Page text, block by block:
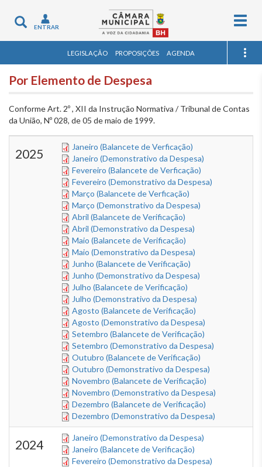
Toggle
navigation
ENTRAR
LEGISLAÇÃO PROPOSIÇÕES AGENDA
Por Elemento de Despesa
Conforme Art. 2º , XII da Instrução Normativa / Tribunal de Contas
da União, Nº 028, de 05 de maio de 1999.
2025
Janeiro (Balancete de Verficação)
Janeiro (Demonstrativo da Despesa)
Fevereiro (Balancete de Verficação)
Fevereiro (Demonstrativo da Despesa)
Março (Balancete de Verficação)
Março (Demonstrativo da Despesa)
Abril (Balancete de Verificação)
Abril (Demonstrativo da Despesa)
Maio (Balancete de Verificação)
Maio (Demonstrativo da Despesa)
Junho (Balancete de Verificação)
Junho (Demonstrativo da Despesa)
Julho (Balancete de Verificação)
Julho (Demonstrativo da Despesa)
Agosto (Balancete de Verificação)
Agosto (Demonstrativo da Despesa)
Setembro (Balancete de Verificação)
Setembro (Demonstrativo da Despesa)
Outubro (Balancete de Verificação)
Outubro (Demonstrativo da Despesa)
Novembro (Balancete de Verificação)
Novembro (Demonstrativo da Despesa)
Dezembro (Balancete de Verificação)
Dezembro (Demonstrativo da Despesa)
2024
Janeiro (Demonstrativo da Despesa)
Janeiro (Balancete de Verificação)
Fevereiro (Demonstrativo da Despesa)